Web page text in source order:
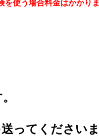
使う場合料金はかかりま
ってください